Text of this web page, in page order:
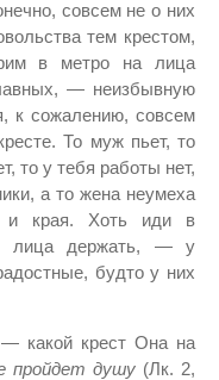
совсем не о них
тем крестом,
в метро на лица
— неизбывную
к сожалению, совсем
То муж пьет, то
то у тебя работы нет,
а то жена неумеха
и края. Хоть иди в
лица держать, — у
будто у них
какой крест Она на
пройдет душу (Лк. 2,